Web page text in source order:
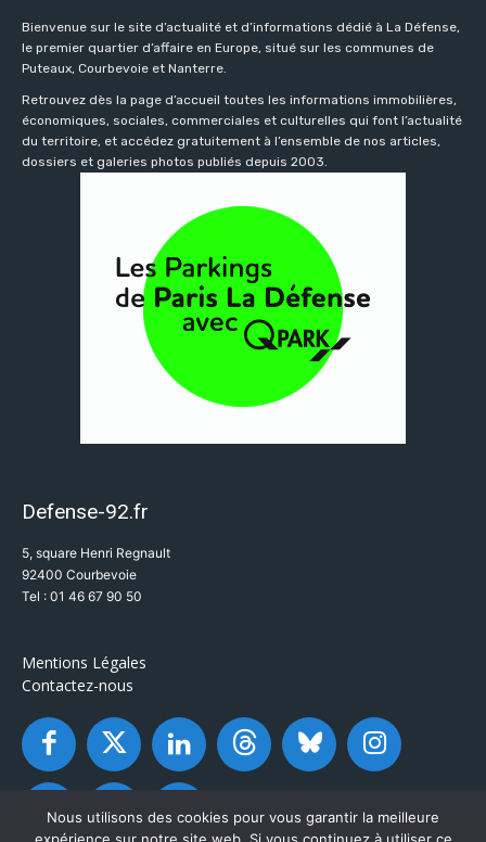
Bienvenue sur le site d’actualité et d’informations dédié à La Défense,
le premier quartier d’affaire en Europe, situé sur les communes de
Puteaux, Courbevoie et Nanterre.
Retrouvez dès la page d’accueil toutes les informations immobilières,
économiques, sociales, commerciales et culturelles qui font l’actualité
du territoire, et accédez gratuitement à l’ensemble de nos articles,
dossiers et galeries photos publiés depuis 2003.
Defense-92.fr
5, square Henri Regnault
92400 Courbevoie
Tel : 01 46 67 90 50
Mentions Légales
Contactez-nous
Nous utilisons des cookies pour vous garantir la meilleure